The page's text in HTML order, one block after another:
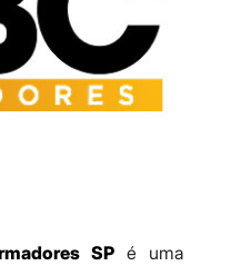
SPé uma